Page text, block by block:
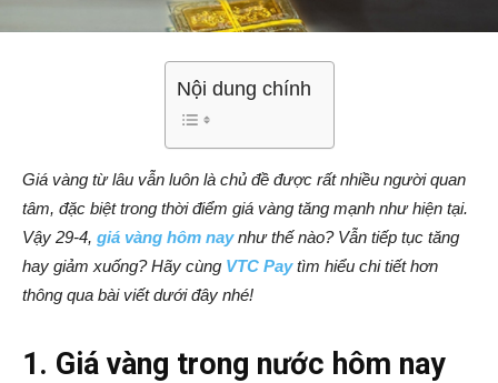
Nội dung chính
Giá vàng từ lâu vẫn luôn là chủ đề được rất nhiều người quan
tâm, đặc biệt trong thời điểm giá vàng tăng mạnh như hiện tại.
Vậy 29-4, giá vàng hôm naynhư thế nào? Vẫn tiếp tục tăng
hay giảm xuống? Hãy cùng VTC Paytìm hiểu chi tiết hơn
thông qua bài viết dưới đây nhé!
1. Giá vàng trong nước hôm nay